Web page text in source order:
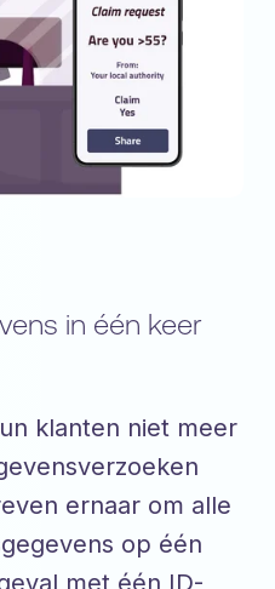
in één keer
klanten niet meer
ernaar om alle
op één